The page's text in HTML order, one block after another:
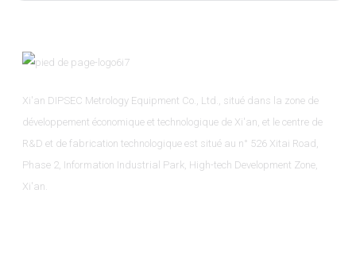
Xi'an DIPSEC Metrology Equipment Co., Ltd., situé dans la zone de
développement économique et technologique de Xi'an, et le centre de
R&D et de fabrication technologique est situé au n° 526 Xitai Road,
Phase 2, Information Industrial Park, High-tech Development Zone,
Xi'an.